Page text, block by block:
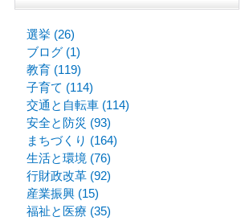
選挙 (26)
ブログ (1)
教育 (119)
子育て (114)
交通と自転車 (114)
安全と防災 (93)
まちづくり (164)
生活と環境 (76)
行財政改革 (92)
産業振興 (15)
福祉と医療 (35)